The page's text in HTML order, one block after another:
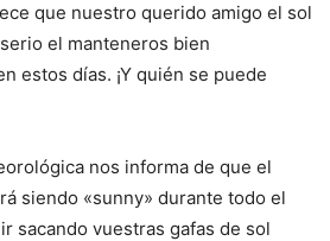
que nuestro querido amigo el sol
el manteneros bien
estos días. ¡Y quién se puede
nos informa de que el
siendo «sunny» durante todo el
sacando vuestras gafas de sol